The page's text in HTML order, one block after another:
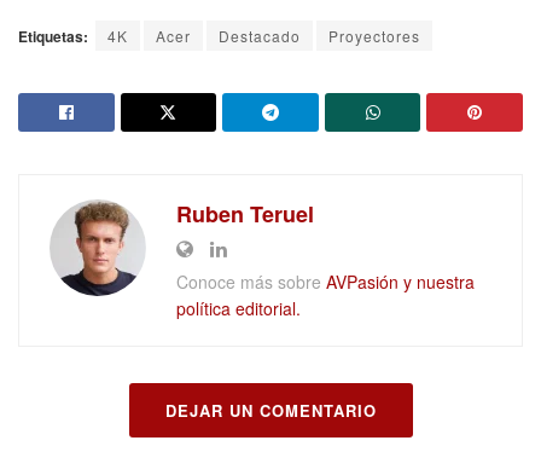
Etiquetas: 4K Acer Destacado Proyectores
Ruben Teruel
Conoce más sobre AVPasión y nuestra
política editorial.
DEJAR UN COMENTARIO